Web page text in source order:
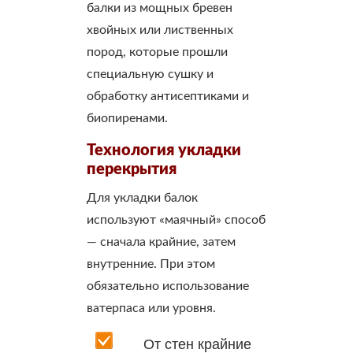
балки из мощных бревен
хвойных или лиственных
пород, которые прошли
специальную сушку и
обработку антисептиками и
биопиренами.
Технология укладки
перекрытия
Для укладки балок
используют «маячный» способ
— сначала крайние, затем
внутренние. При этом
обязательно использование
ватерпаса или уровня.
От стен крайние